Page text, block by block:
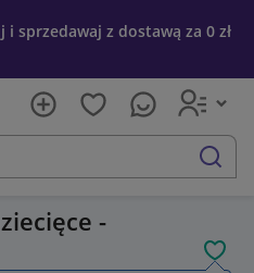
sprzedawaj z dostawą za 0 zł
szukaj
-